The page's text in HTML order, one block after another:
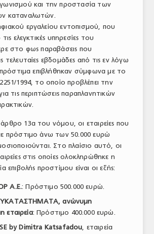
και την προστασία των
καταναλωτών.
εργαλείου εντοπισμού, που
ελεγκτικές υπηρεσίες του
στο φως παραβάσεις που
τελευταίες εβδομάδες από τις εν λόγω
πρόστιμα επιβλήθηκαν σύμφωνα με το
1994, το οποίο προβλέπει την
τις περιπτώσεις παραπλανητικών
13α του νόμου, οι εταιρείες που
πρόστιμο άνω των 50.000 ευρώ
Στο πλαίσιο αυτό, οι
στις οποίες ολοκληρώθηκε η
επιβολής προστίμου είναι οι εξής:
Α.Ε.: Πρόστιμο 500.000 ευρώ.
ανώνυμη
: Πρόστιμο 400.000 ευρώ.
by Dimitra Katsafadou, εταιρεία